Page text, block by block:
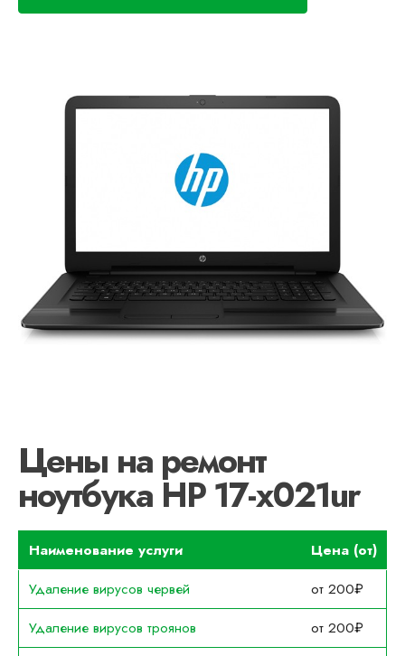
Цены на ремонт
ноутбука HP 17-x021ur
Наименование услуги
Цена (от)
Удаление вирусов червей
от 200₽
Удаление вирусов троянов
от 200₽